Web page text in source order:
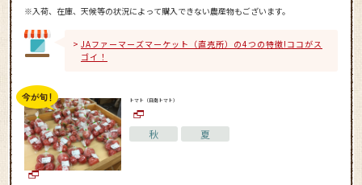
※入荷、在庫、天候等の状況によって購入できない農産物もございます。
JAファーマーズマーケット（直売所）の4つの特徴!ココがス
ゴイ！
トマト（日南トマト）
秋 夏